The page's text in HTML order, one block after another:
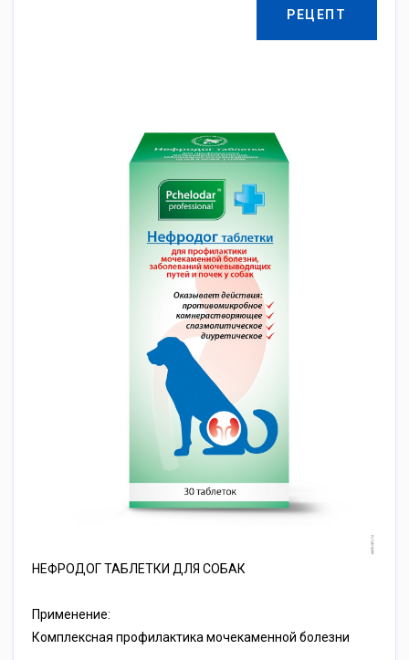
РЕЦЕПТ
НЕФРОДОГ ТАБЛЕТКИ ДЛЯ СОБАК
Применение:
Комплексная профилактика мочекаменной болезни